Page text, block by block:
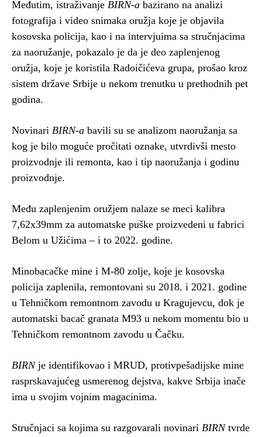
Međutim, istraživanje BIRN-a bazirano na analizi
fotografija i video snimaka oružja koje je objavila
kosovska policija, kao i na intervjuima sa stručnjacima
za naoružanje, pokazalo je da je deo zaplenjenog
oružja, koje je koristila Radoičićeva grupa, prošao kroz
sistem države Srbije u nekom trenutku u prethodnih pet
godina.
Novinari BIRN-a bavili su se analizom naoružanja sa
kog je bilo moguće pročitati oznake, utvrdivši mesto
proizvodnje ili remonta, kao i tip naoružanja i godinu
proizvodnje.
Među zaplenjenim oružjem nalaze se meci kalibra
7,62x39mm za automatske puške proizvedeni u fabrici
Belom u Užićima – i to 2022. godine.
Minobacačke mine i M-80 zolje, koje je kosovska
policija zaplenila, remontovani su 2018. i 2021. godine
u Tehničkom remontnom zavodu u Kragujevcu, dok je
automatski bacač granata M93 u nekom momentu bio u
Tehničkom remontnom zavodu u Čačku.
BIRNje identifikovao i MRUD, protivpešadijske mine
rasprskavajućeg usmerenog dejstva, kakve Srbija inače
ima u svojim vojnim magacinima.
Stručnjaci sa kojima su razgovarali novinari BIRNtvrde